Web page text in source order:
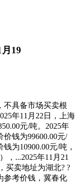
19
具备市场买卖根
年11月22日，上海
元/吨。2025年
钱为99600.00元/
为10900.00元/吨，
，...2025年11月21
买卖地址为湖北? ?
参考价钱，冀春化